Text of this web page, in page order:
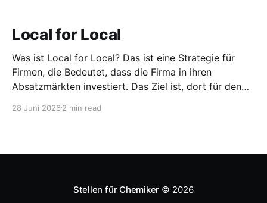
Local for Local
Was ist Local for Local? Das ist eine Strategie für
Firmen, die Bedeutet, dass die Firma in ihren
Absatzmärkten investiert. Das Ziel ist, dort für den
entwickeln. Diese Strategie ist von Toyota bekannt,
28 Juni 2026 2 min read
Stellen für Chemiker © 2026